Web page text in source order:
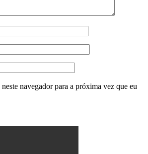
navegador para a próxima vez que eu